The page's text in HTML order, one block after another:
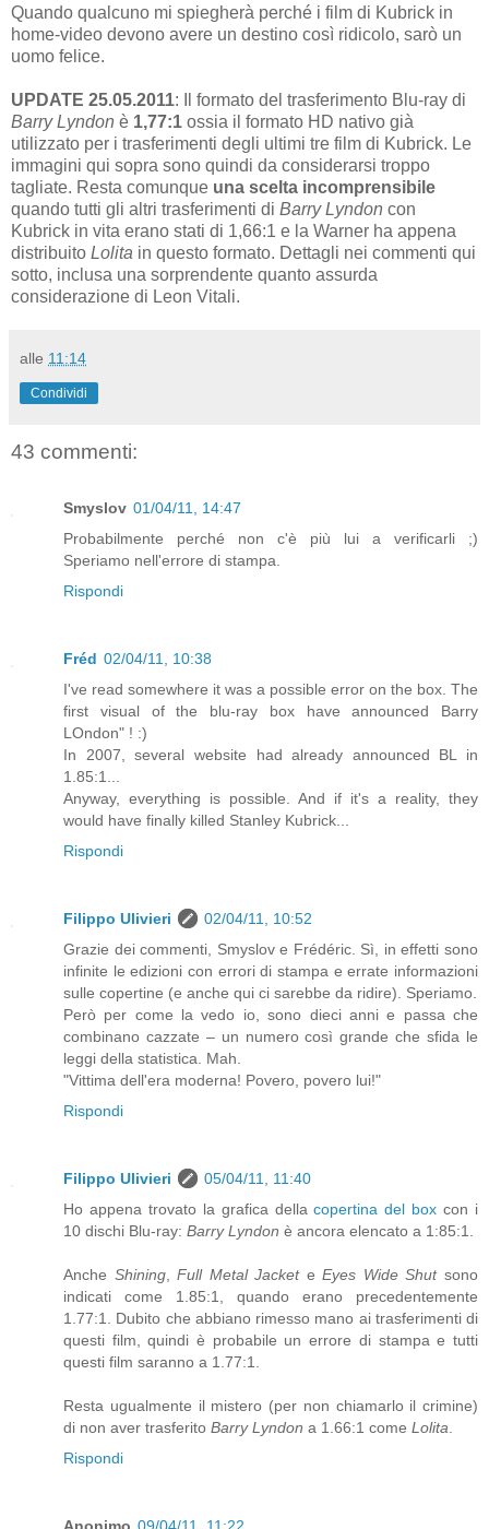
Quando qualcuno mi spiegherà perché i film di Kubrick in
home-video devono avere un destino così ridicolo, sarò un
uomo felice.
UPDATE 25.05.2011: Il formato del trasferimento Blu-ray di
Barry Lyndon è 1,77:1 ossia il formato HD nativo già
utilizzato per i trasferimenti degli ultimi tre film di Kubrick. Le
immagini qui sopra sono quindi da considerarsi troppo
tagliate. Resta comunque una scelta incomprensibile
quando tutti gli altri trasferimenti di Barry Lyndon con
Kubrick in vita erano stati di 1,66:1 e la Warner ha appena
distribuito Lolita in questo formato. Dettagli nei commenti qui
sotto, inclusa una sorprendente quanto assurda
considerazione di Leon Vitali.
alle 11:14
Condividi
43 commenti:
Smyslov 01/04/11, 14:47
Probabilmente perché non c'è più lui a verificarli ;)
Speriamo nell'errore di stampa.
Rispondi
Fréd 02/04/11, 10:38
I've read somewhere it was a possible error on the box. The
first visual of the blu-ray box have announced Barry
LOndon" ! :)
In 2007, several website had already announced BL in
1.85:1...
Anyway, everything is possible. And if it's a reality, they
would have finally killed Stanley Kubrick...
Rispondi
Filippo Ulivieri
02/04/11, 10:52
Grazie dei commenti, Smyslov e Frédéric. Sì, in effetti sono
infinite le edizioni con errori di stampa e errate informazioni
sulle copertine (e anche qui ci sarebbe da ridire). Speriamo.
Però per come la vedo io, sono dieci anni e passa che
combinano cazzate – un numero così grande che sfida le
leggi della statistica. Mah.
"Vittima dell'era moderna! Povero, povero lui!"
Rispondi
Filippo Ulivieri
05/04/11, 11:40
Ho appena trovato la grafica dellacopertina del box con i
10 dischi Blu-ray: Barry Lyndon è ancora elencato a 1:85:1.
Anche Shining,Full Metal JacketeEyes Wide Shutsono
indicati come 1.85:1, quando erano precedentemente
1.77:1. Dubito che abbiano rimesso mano ai trasferimenti di
questi film, quindi è probabile un errore di stampa e tutti
questi film saranno a 1.77:1.
Resta ugualmente il mistero (per non chiamarlo il crimine)
di non aver trasferito Barry Lyndon a 1.66:1 come Lolita
Rispondi